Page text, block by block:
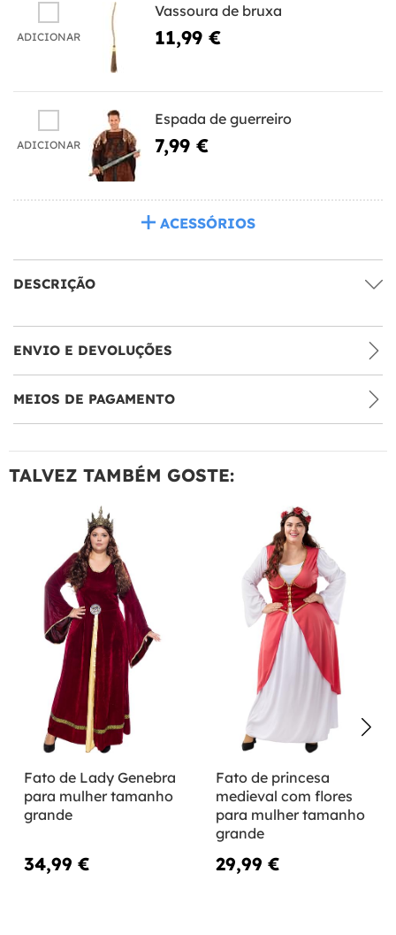
ADICIONAR
Vassoura de bruxa
11,99 €
ADICIONAR
Espada de guerreiro
7,99 €
ACESSÓRIOS
DESCRIÇÃO
ENVIO E DEVOLUÇÕES
MEIOS DE PAGAMENTO
TALVEZ TAMBÉM GOSTE:
Fato de Lady Genebra
para mulher tamanho
grande
34,99 €
Fato de princesa
medieval com flores
para mulher tamanho
grande
29,99 €